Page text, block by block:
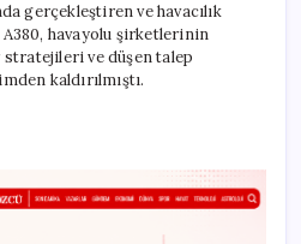
gerçekleştiren ve havacılık
havayolu şirketlerinin
ve düşen talep
kaldırılmıştı.